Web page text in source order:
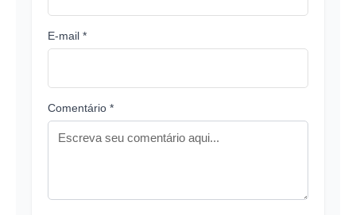
E-mail *
Comentário *